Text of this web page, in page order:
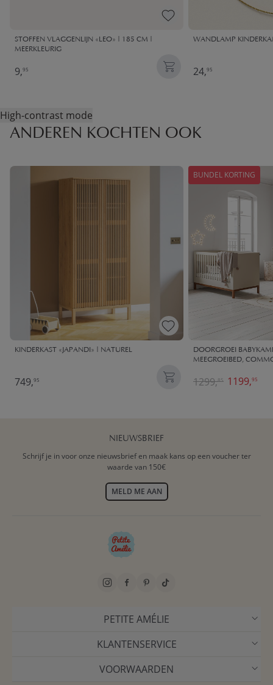
STOFFEN VLAGGENLIJN «LEO» | 185 CM |
MEERKLEURIG
9,95
WANDLAMP
24,95
High-contrast mode
ANDEREN KOCHTEN OOK
KINDERKAST «JAPANDI» | NATUREL
749,95
BUNDEL KORTING
DOORGROEI
MEEGROEIBED,
1199,95
1299,85
NIEUWSBRIEF
Schrijf je in voor onze nieuwsbrief en maak kans op een voucher ter
waarde van 150€
MELD ME AAN
PETITE AMÉLIE
KLANTENSERVICE
VOORWAARDEN